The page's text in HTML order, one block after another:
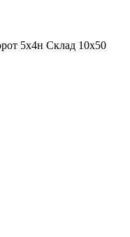
5х4н Склад 10х50